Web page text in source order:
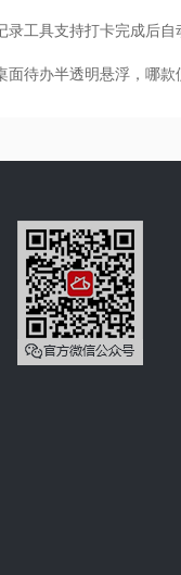
面待办半透明悬浮，哪款